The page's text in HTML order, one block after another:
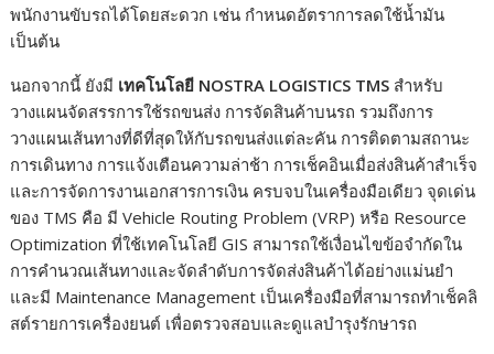
พนักงานขับรถได้โดยสะดวก เช่น กำหนดอัตราการลดใช้น้ำมัน
เป็นต้น
นอกจากนี้ ยังมี เทคโนโลยี NOSTRA LOGISTICS TMS สำหรับ
วางแผนจัดสรรการใช้รถขนส่ง การจัดสินค้าบนรถ รวมถึงการ
วางแผนเส้นทางที่ดีที่สุดให้กับรถขนส่งแต่ละคัน การติดตามสถานะ
การเดินทาง การแจ้งเตือนความล่าช้า การเช็คอินเมื่อส่งสินค้าสำเร็จ
และการจัดการงานเอกสารการเงิน ครบจบในเครื่องมือเดียว จุดเด่น
ของ TMS คือ มี Vehicle Routing Problem (VRP) หรือ Resource
Optimization ที่ใช้เทคโนโลยี GIS สามารถใช้เงื่อนไขข้อจำกัดใน
การคำนวณเส้นทางและจัดลำดับการจัดส่งสินค้าได้อย่างแม่นยำ
และมี Maintenance Management เป็นเครื่องมือที่สามารถทำเช็คลิ
สต์รายการเครื่องยนต์ เพื่อตรวจสอบและดูแลบำรุงรักษารถ